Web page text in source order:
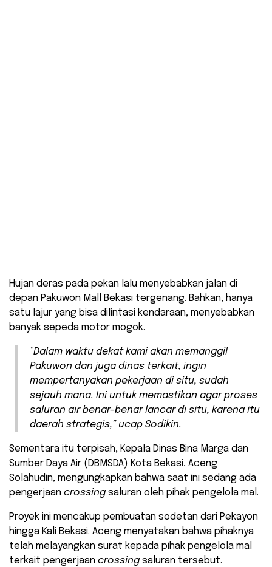
Hujan deras pada pekan lalu menyebabkan jalan di
depan Pakuwon Mall Bekasi tergenang. Bahkan, hanya
satu lajur yang bisa dilintasi kendaraan, menyebabkan
banyak sepeda motor mogok.
“Dalam waktu dekat kami akan memanggil
Pakuwon dan juga dinas terkait, ingin
mempertanyakan pekerjaan di situ, sudah
sejauh mana. Ini untuk memastikan agar proses
saluran air benar-benar lancar di situ, karena itu
daerah strategis,” ucap Sodikin.
Sementara itu terpisah, Kepala Dinas Bina Marga dan
Sumber Daya Air (DBMSDA) Kota Bekasi, Aceng
Solahudin, mengungkapkan bahwa saat ini sedang ada
pengerjaan crossing saluran oleh pihak pengelola mal.
Proyek ini mencakup pembuatan sodetan dari Pekayon
hingga Kali Bekasi. Aceng menyatakan bahwa pihaknya
telah melayangkan surat kepada pihak pengelola mal
terkait pengerjaan crossing saluran tersebut.